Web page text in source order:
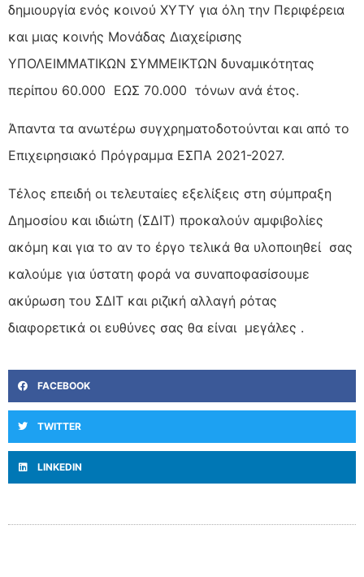
δημιουργία ενός κοινού ΧΥΤΥ για όλη την Περιφέρεια
και μιας κοινής Μονάδας Διαχείρισης
ΥΠΟΛΕΙΜΜΑΤΙΚΩΝ ΣΥΜΜΕΙΚΤΩΝ δυναμικότητας
περίπου 60.000 ΕΩΣ 70.000 τόνων ανά έτος.
Άπαντα τα ανωτέρω συγχρηματοδοτούνται και από το
Επιχειρησιακό Πρόγραμμα ΕΣΠΑ 2021-2027.
Τέλος επειδή οι τελευταίες εξελίξεις στη σύμπραξη
Δημοσίου και ιδιώτη (ΣΔΙΤ) προκαλούν αμφιβολίες
ακόμη και για το αν το έργο τελικά θα υλοποιηθεί σας
καλούμε για ύστατη φορά να συναποφασίσουμε
ακύρωση του ΣΔΙΤ και ριζική αλλαγή ρότας
διαφορετικά οι ευθύνες σας θα είναι μεγάλες .
FACEBOOK
TWITTER
LINKEDIN